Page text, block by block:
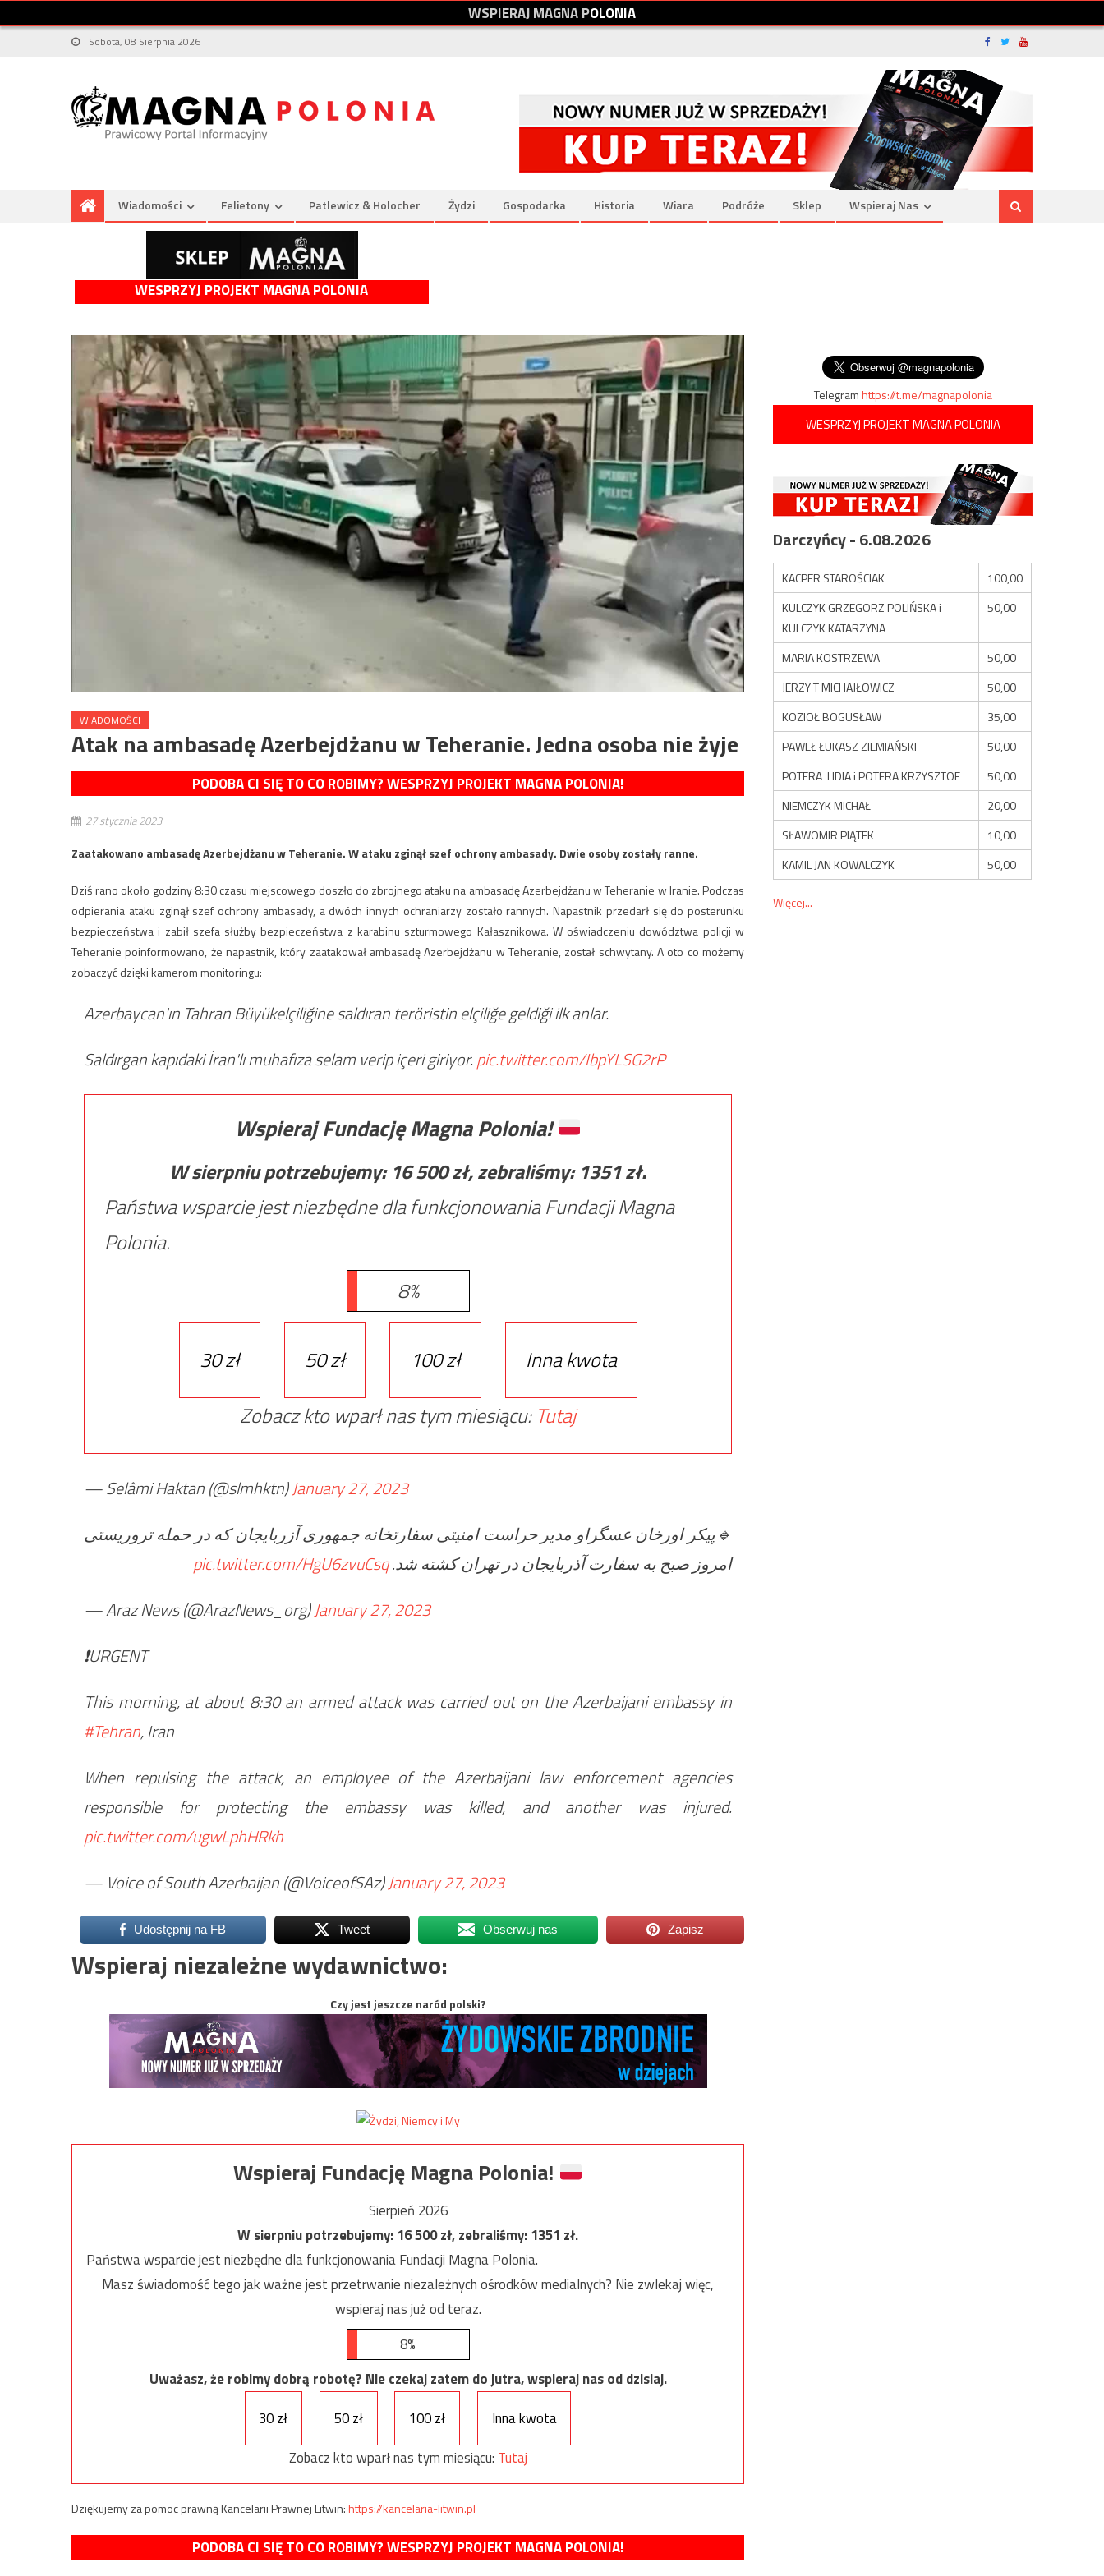
WSPIERAJMAGNAPOLONIA
Sobota, 08 Sierpnia 2026
Wiadomości Felietony Patlewicz & Holocher Żydzi Gospodarka Historia Wiara Podróże Sklep Wspieraj Nas
WESPRZYJ PROJEKT MAGNA POLONIA
WIADOMOŚCI
Atak na ambasadę Azerbejdżanu w Teheranie. Jedna osoba nie żyje
PODOBA CI SIĘ TO CO ROBIMY? WESPRZYJ PROJEKT MAGNA POLONIA!
27 stycznia 2023
Zaatakowano ambasadę Azerbejdżanu w Teheranie. W ataku zginął szef ochrony ambasady. Dwie osoby zostały ranne.
Dziś rano około godziny 8:30 czasu miejscowego doszło do zbrojnego ataku na ambasadę Azerbejdżanu w Teheranie w Iranie. Podczas
odpierania ataku zginął szef ochrony ambasady, a dwóch innych ochraniarzy zostało rannych. Napastnik przedarł się do posterunku
bezpieczeństwa i zabił szefa służby bezpieczeństwa z karabinu szturmowego Kałasznikowa. W oświadczeniu dowództwa policji w
Teheranie poinformowano, że napastnik, który zaatakował ambasadę Azerbejdżanu w Teheranie, został schwytany. A oto co możemy
zobaczyć dzięki kamerom monitoringu:
Azerbaycan'ın Tahran Büyükelçiliğine saldıran teröristin elçiliğe geldiği ilk anlar.
Saldırgan kapıdaki İran'lı muhafıza selam verip içeri giriyor.pic.twitter.com/IbpYLSG2rP
Wspieraj Fundację Magna Polonia!
W sierpniu potrzebujemy: 16 500zł, zebraliśmy: 1351zł.
Państwa wsparcie jest niezbędne dla funkcjonowania Fundacji Magna
Polonia.
8%
30 zł 50 zł 100 zł
Inna kwota
Zobacz kto wparł nas tym miesiącu: Tutaj
— Selâmi Haktan (@slmhktn)January 27, 2023
🔹پیکر اورخان عسگراو مدیر حراست امنیتی سفار‌تخانه جمهوری آزربایجان که در حمله تروریستی
امروز صبح به سفارت آذربایجان در تهران کشته شد.pic.twitter.com/HgU6zvuCsq
— Araz News (@ArazNews_org)January 27, 2023
❗️URGENT
This morning, at about 8:30 an armed attack was carried out on the Azerbaijani embassy in
#Tehran, Iran
When repulsing the attack, an employee of the Azerbaijani law enforcement agencies
responsible for protecting the embassy was killed, and another was injured.
pic.twitter.com/ugwLphHRkh
— Voice of South Azerbaijan (@VoiceofSAz)January 27, 2023
Udostępnij na FB Tweet Obserwuj nas Zapisz
Wspieraj niezależne wydawnictwo:
Czy jest jeszcze naród polski?
Wspieraj Fundację Magna Polonia!
Sierpień 2026
W sierpniu potrzebujemy:16 500zł, zebraliśmy:1351 zł.
Państwa wsparcie jest niezbędne dla funkcjonowania Fundacji Magna Polonia.
Masz świadomość tego jak ważne jest przetrwanie niezależnych ośrodków medialnych? Nie zwlekaj więc,
wspieraj nas już od teraz.
8%
Uważasz, że robimy dobrą robotę? Nie czekaj zatem do jutra, wspieraj nas od dzisiaj.
30 zł
50 zł 100 zł
Inna kwota
Zobacz kto wparł nas tym miesiącu: Tutaj
Dziękujemy za pomoc prawną Kancelarii Prawnej Litwin:https://kancelaria-litwin.pl
PODOBA CI SIĘ TO CO ROBIMY? WESPRZYJ PROJEKT MAGNA POLONIA!
Telegramhttps://t.me/magnapolonia
WESPRZYJ PROJEKT MAGNA POLONIA
Darczyńcy - 6.08.2026
KACPER STAROŚCIAK
100,00
KULCZYK GRZEGORZ POLIŃSKA i
KULCZYK KATARZYNA
50,00
MARIA KOSTRZEWA
50,00
JERZY T MICHAJŁOWICZ
50,00
KOZIOŁ BOGUSŁAW
35,00
PAWEŁ ŁUKASZ ZIEMIAŃSKI
50,00
POTERA LIDIA i POTERA KRZYSZTOF
50,00
NIEMCZYK MICHAŁ
20,00
SŁAWOMIR PIĄTEK
10,00
KAMIL JAN KOWALCZYK
50,00
Więcej...